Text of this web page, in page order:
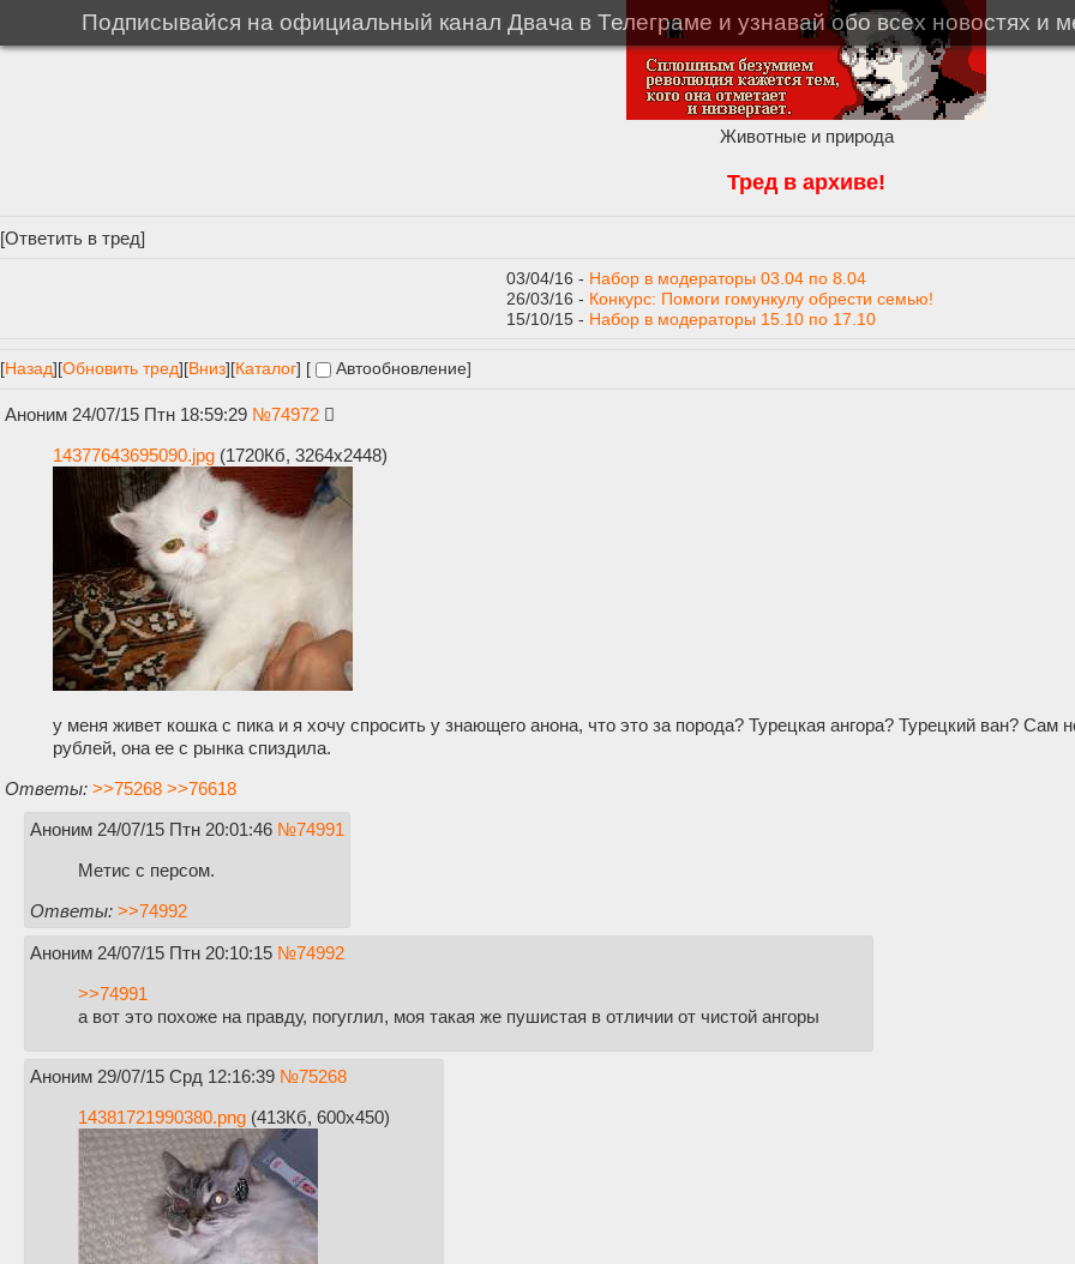
Животные и природа
Тред в архиве!
[Ответить в тред]
03/04/16 - Набор в модераторы 03.04 по 8.04
26/03/16 - Конкурс: Помоги гомункулу обрести семью!
15/10/15 - Набор в модераторы 15.10 по 17.10
[Назад] [Обновить тред] [Вниз][Каталог] [ Автообновление]
Аноним 24/07/15 Птн 18:59:29 №74972
14377643695090.jpg (1720Кб, 3264x2448)
у меня живет кошка с пика и я хочу спросить у знающего анона, что это за порода? Турецкая ангора? Турецкий ван? Сам
рублей, она ее с рынка спиздила.
Ответы: >>75268 >>76618
Аноним 24/07/15 Птн 20:01:46 №74991
Метис с персом.
Ответы: >>74992
Аноним 24/07/15 Птн 20:10:15 №74992
>>74991
а вот это похоже на правду, погуглил, моя такая же пушистая в отличии от чистой ангоры
Аноним 29/07/15 Срд 12:16:39 №75268
14381721990380.png (413Кб, 600x450)
Подписывайся на официальный канал Двача в Телеграме и узнавай обо всех новостях и